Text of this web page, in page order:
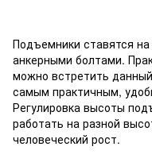
Подъемники ставятся
анкерными болтами.
можно встретить
самым практичным,
Регулировка высоты
работать на разной
человеческий рост.